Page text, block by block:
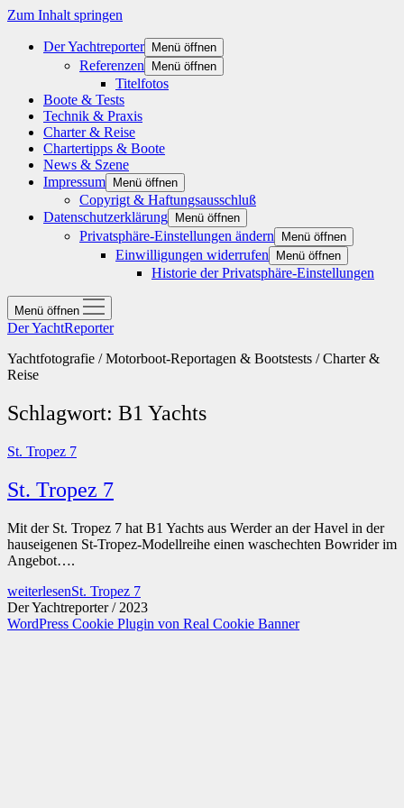
Zum Inhalt springen
Der Yachtreporter Menü öffnen
Referenzen Menü öffnen
Titelfotos
Boote & Tests
Technik & Praxis
Charter & Reise
Chartertipps & Boote
News & Szene
Impressum
Menü öffnen
Copyrigt & Haftungsausschluß
Datenschutzerklärung
Menü öffnen
Privatsphäre-Einstellungen ändern Menü öffnen
Einwilligungen widerrufen Menü öffnen
Historie der Privatsphäre-Einstellungen
Menü öffnen
Der YachtReporter
Yachtfotografie / Motorboot-Reportagen & Bootstests / Charter &
Reise
Schlagwort: B1 Yachts
St. Tropez 7
St. Tropez 7
Mit der St. Tropez 7 hat B1 Yachts aus Werder an der Havel in der
hauseigenen St-Tropez-Modellreihe einen waschechten Bowrider im
Angebot….
weiterlesenSt. Tropez 7
Der Yachtreporter / 2023
WordPress Cookie Plugin von Real Cookie Banner